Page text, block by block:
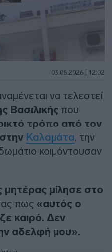
03.06.2026 | 12:02
να τελεστεί
Βασιλικής που
τρόπο από τον
Καλαμάτα, την
κοιμόντουσαν
μίλησε στο
πως «αυτός ο
καιρό. Δεν
αδελφή μου».